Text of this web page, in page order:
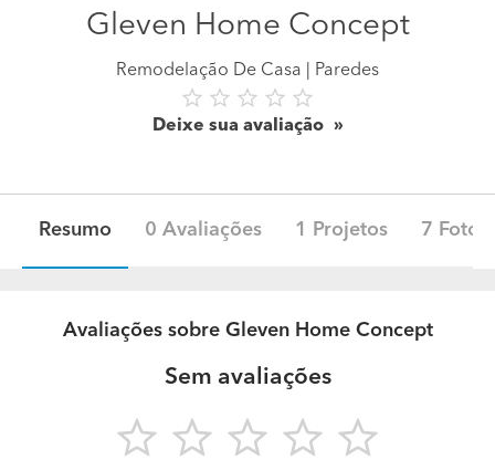
Gleven Home Concept
Remodelação De Casa Paredes
Deixe sua avaliação
Resumo 0 Avaliações 1 Projetos 7 Fotos
Avaliações sobre Gleven Home Concept
Sem avaliações